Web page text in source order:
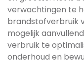
verwachtingen te
brandstofverbruik
mogelijk
verbruik te
onderhoud en